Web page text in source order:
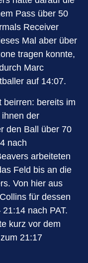
Pass über 50
Receiver
Mal aber über
tragen konnte,
Marc
auf 14:07.
beirren: bereits im
der
den Ball über 70
nach
arbeiteten
Feld bis an die
Von hier aus
für dessen
nach PAT.
kurz vor dem
21:17